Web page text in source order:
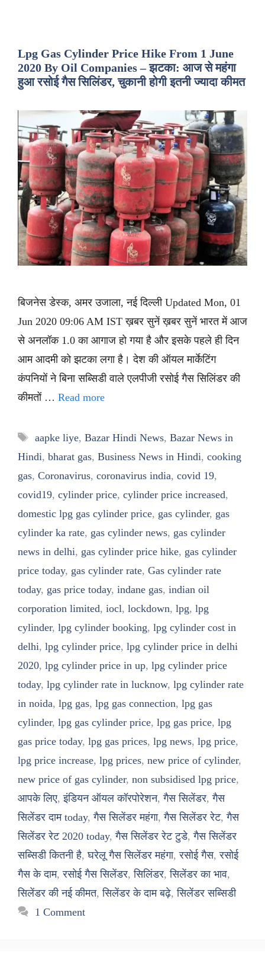
Lpg Gas Cylinder Price Hike From 1 June
2020 By Oil Companies – झटका: आज से महंगा
हुआ रसोई गैस सिलिंडर, चुकानी होगी इतनी ज्यादा कीमत
बिजनेस डेस्क, अमर उजाला, नई दिल्ली Updated Mon, 01
Jun 2020 09:06 AM IST ख़बर सुनें ख़बर सुनें भारत में आज
से अनलॉक 1.0 का आगाज हो गया है और इसके पहले ही दिन
आम आदमी को झटका लगा है। देश की ऑयल मार्केटिंग
कंपनियों ने बिना सब्सिडी वाले एलपीजी रसोई गैस सिलिंडर की
कीमतों … Read more
Tags
aapke liye, Bazar Hindi News, Bazar News in
Hindi, bharat gas, Business News in Hindi, cooking
gas, Coronavirus, coronavirus india, covid 19,
covid19, cylinder price, cylinder price increased,
domestic lpg gas cylinder price, gas cylinder, gas
cylinder ka rate, gas cylinder news, gas cylinder
news in delhi, gas cylinder price hike, gas cylinder
price today, gas cylinder rate, Gas cylinder rate
today, gas price today, indane gas, indian oil
corporation limited, iocl, lockdown, lpg, lpg
cylinder, lpg cylinder booking, lpg cylinder cost in
delhi, lpg cylinder price, lpg cylinder price in delhi
2020, lpg cylinder price in up, lpg cylinder price
today, lpg cylinder rate in lucknow, lpg cylinder rate
in noida, lpg gas, lpg gas connection, lpg gas
cylinder, lpg gas cylinder price, lpg gas price, lpg
gas price today, lpg gas prices, lpg news, lpg price,
lpg price increase, lpg prices, new price of cylinder,
new price of gas cylinder, non subsidised lpg price,
आपके लिए,इंडियन ऑयल कॉरपोरेशन,गैस सिलेंडर,गैस
सिलेंडर दाम today,गैस सिलेंडर महंगा,गैस सिलेंडर रेट,गैस
सिलेंडर रेट 2020 today,गैस सिलेंडर रेट टुडे,गैस सिलेंडर
सब्सिडी कितनी है,घरेलू गैस सिलेंडर महंगा,रसोई गैस,रसोई
गैस के दाम,रसोई गैस सिलेंडर,सिलिंडर,सिलेंडर का भाव,
सिलेंडर की नई कीमत,सिलेंडर के दाम बढ़े,सिलेंडर सब्सिडी
1 Comment